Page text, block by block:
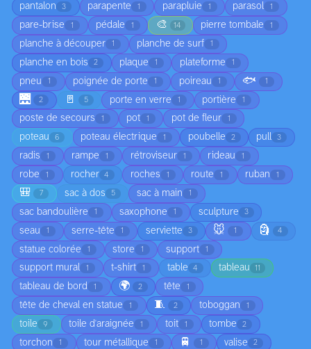
pantalon 3 parapente 1 parapluie 1 parasol 1
pare-brise 1 pédale 1 🎨 14 pierre tombale 1
planche à découper 1 planche de surf 1
planche en bois 2 plaque 1 plateforme 1
pneu 1 poignée de porte 1 poireau 1 🐟 1
🌉 2 🚪 5 porte en verre 1 portière 1
poste de secours 1 pot 1 pot de fleur 1
poteau 6 poteau électrique 1 poubelle 2 pull 3
radis 1 rampe 1 rétroviseur 1 rideau 1
robe 1 rocher 4 roches 1 route 1 ruban 1
🎒 7 sac à dos 5 sac à main 1
sac bandoulière 1 saxophone 1 sculpture 3
seau 1 serre-tête 1 serviette 3 🐭 1 🗿 4
statue colorée 1 store 1 support 1
support mural 1 t-shirt 1 table 4 tableau 11
tableau de bord 1 🌍 2 tête 1
tête de cheval en statue 1 🧵 2 toboggan 1
toile 9 toile d'araignée 1 toit 1 tombe 2
torchon 1 tour métallique 1 🚆 1 valise 2